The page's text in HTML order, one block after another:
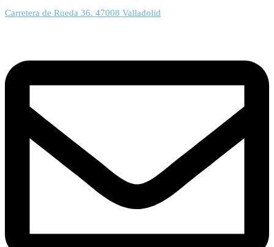
Carretera de Rueda 36. 47008 Valladolid